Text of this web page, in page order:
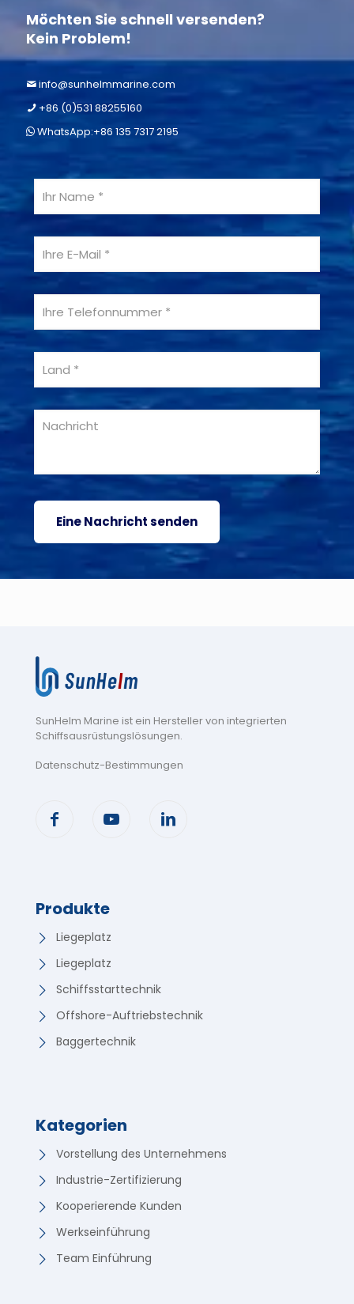
Möchten Sie schnell versenden?
Kein Problem!
info@sunhelmmarine.com
+86 (0)531 88255160
WhatsApp:+86 135 7317 2195
SunHelm Marine ist ein Hersteller von integrierten
Schiffsausrüstungslösungen.
Datenschutz-Bestimmungen
Produkte
Liegeplatz
Liegeplatz
Schiffsstarttechnik
Offshore-Auftriebstechnik
Baggertechnik
Kategorien
Vorstellung des Unternehmens
Industrie-Zertifizierung
Kooperierende Kunden
Werkseinführung
Team Einführung